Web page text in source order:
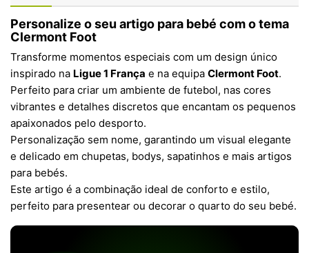
Personalize o seu artigo para bebé com o tema
Clermont Foot
Transforme momentos especiais com um design único
inspirado na Ligue 1 França e na equipa Clermont Foot.
Perfeito para criar um ambiente de futebol, nas cores
vibrantes e detalhes discretos que encantam os pequenos
apaixonados pelo desporto.
Personalização sem nome, garantindo um visual elegante
e delicado em chupetas, bodys, sapatinhos e mais artigos
para bebés.
Este artigo é a combinação ideal de conforto e estilo,
perfeito para presentear ou decorar o quarto do seu bebé.